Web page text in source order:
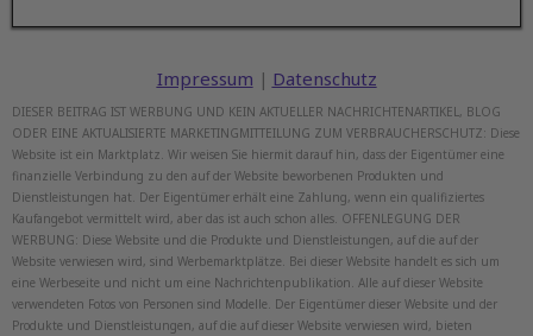
Impressum | Datenschutz
DIESER BEITRAG IST WERBUNG UND KEIN AKTUELLER NACHRICHTENARTIKEL, BLOG
ODER EINE AKTUALISIERTE MARKETINGMITTEILUNG ZUM VERBRAUCHERSCHUTZ: Diese
Website ist ein Marktplatz. Wir weisen Sie hiermit darauf hin, dass der Eigentümer eine
finanzielle Verbindung zu den auf der Website beworbenen Produkten und
Dienstleistungen hat. Der Eigentümer erhält eine Zahlung, wenn ein qualifiziertes
Kaufangebot vermittelt wird, aber das ist auch schon alles. OFFENLEGUNG DER
WERBUNG: Diese Website und die Produkte und Dienstleistungen, auf die auf der
Website verwiesen wird, sind Werbemarktplätze. Bei dieser Website handelt es sich um
eine Werbeseite und nicht um eine Nachrichtenpublikation. Alle auf dieser Website
verwendeten Fotos von Personen sind Modelle. Der Eigentümer dieser Website und der
Produkte und Dienstleistungen, auf die auf dieser Website verwiesen wird, bieten